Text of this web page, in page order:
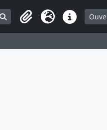
Search in browse page
Presse-papier
LangueLiens